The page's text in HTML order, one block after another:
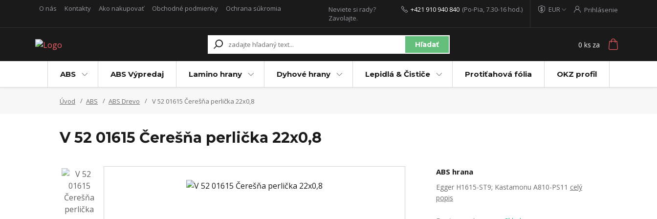
O nás Kontakty Ako nakupovať Obchodné podmienky Ochrana súkromia EUR Prihlásenie
Hľadať
Neviete si rady?
Zavolajte.
+421 910 940 840 (Po-Pia, 7.30-16 hod.)
0 ks za
ABS ABS Výpredaj Lamino hrany Dyhové hrany Lepidlá & Čističe Protiťahová fólia OKZ profil
Úvod ABS ABS Drevo V 52 01615 Čerešňa perlička 22x0,8
V 52 01615 Čerešňa perlička 22x0,8
ABS hrana
Egger H1615-ST9; Kastamonu A810-PS11 celý
popis